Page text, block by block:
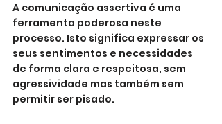
A comunicação assertiva é uma
ferramenta poderosa neste
processo. Isto significa expressar os
seus sentimentos e necessidades
de forma clara e respeitosa, sem
agressividade mas também sem
permitir ser pisado.